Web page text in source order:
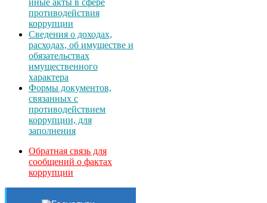
иные акты в сфере
противодействия
коррупции
Сведения о доходах,
расходах, об имуществе и
обязательствах
имущественного
характера
Формы документов,
связанных с
противодействием
коррупции, для
заполнения
Обратная связь для
сообщений о фактах
коррупции